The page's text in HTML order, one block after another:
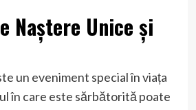
Naștere Unice și
un eveniment special în viața
în care este sărbătorită poate